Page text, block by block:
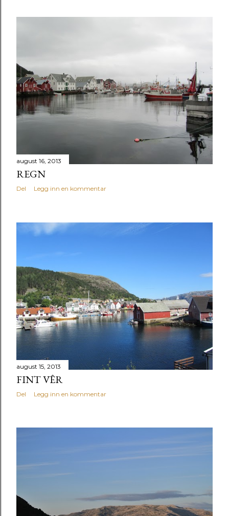
august 16, 2013
REGN
Del Legg inn en kommentar
august 15, 2013
FINT VÊR
Del Legg inn en kommentar